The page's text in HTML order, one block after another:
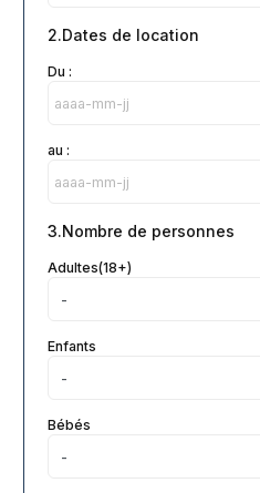
2.Dates de location
Du :
au :
3.Nombre de personnes
Adultes(18+)
Enfants
Bébés